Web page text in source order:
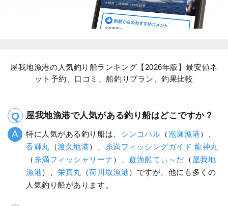
屋我地漁港の人気釣り船ランキング【2026年版】最安値ネ
ット予約、口コミ、船釣りプラン、釣果比較
屋我地漁港で人気がある釣り船はどこですか？
特に人気がある釣り船は、 シンコハル （泡瀬漁港）、
香輝丸 （渡久地港）、
糸満フィッシングガイド 龍神丸
（ 糸満フィッシャリーナ）、遊漁船てぃ～だ （ 屋我地
漁港）、栄真丸 （荷川取漁港）ですが、他にも多くの
人気釣り船があります。